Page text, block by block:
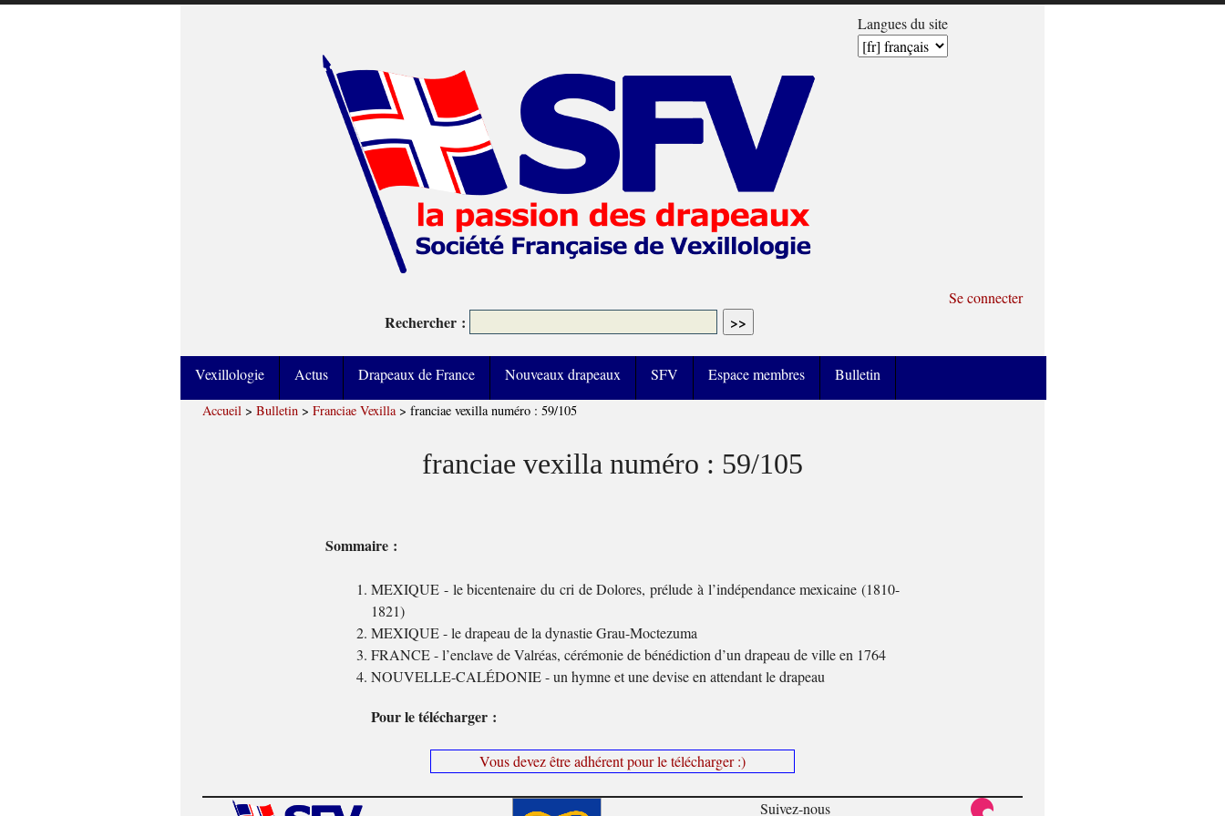
Se connecter
Langues du site
Rechercher :
Vexillologie Actus Drapeaux de France Nouveaux drapeaux SFV Espace membres Bulletin
Accueil > Bulletin > Franciae Vexilla> franciae vexilla numéro : 59/105
franciae vexilla numéro : 59/105
Sommaire :
MEXIQUE - le bicentenaire du cri de Dolores, prélude à l’indépendance mexicaine (1810-
1821)
MEXIQUE - le drapeau de la dynastie Grau-Moctezuma
FRANCE - l’enclave de Valréas, cérémonie de bénédiction d’un drapeau de ville en 1764
NOUVELLE-CALÉDONIE - un hymne et une devise en attendant le drapeau
Pour le télécharger :
Vous devez être adhérent pour le télécharger :)
Suivez-nous